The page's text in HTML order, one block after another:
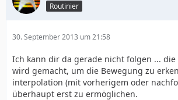
Routinier
30. September 2013 um 21:58
Ich kann dir da gerade nicht folgen ... die
wird gemacht, um die Bewegung zu
interpolation (mit vorherigem oder
überhaupt erst zu ermöglichen.